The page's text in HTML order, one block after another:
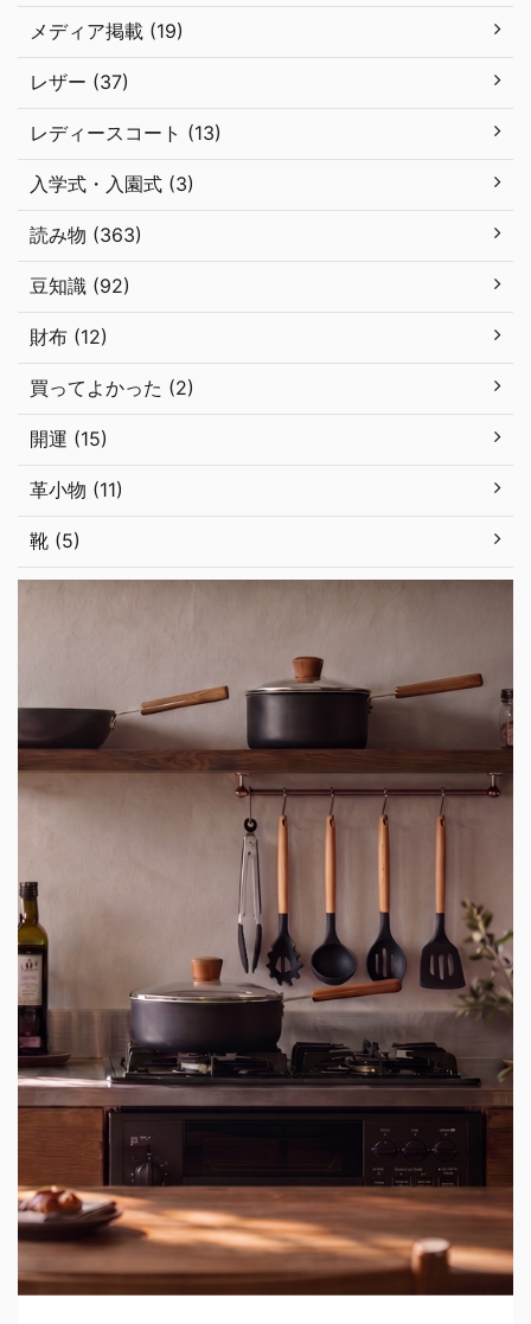
メディア掲載 (19)
レザー (37)
レディースコート (13)
入学式・入園式 (3)
読み物 (363)
豆知識 (92)
財布 (12)
買ってよかった (2)
開運 (15)
革小物 (11)
靴 (5)